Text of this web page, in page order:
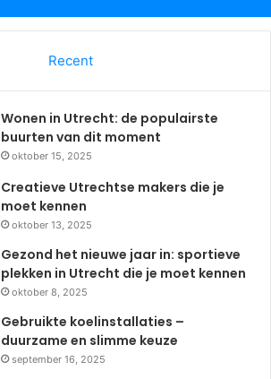
Recent
Wonen in Utrecht: de populairste
buurten van dit moment
oktober 15, 2025
Creatieve Utrechtse makers die je
moet kennen
oktober 13, 2025
Gezond het nieuwe jaar in: sportieve
plekken in Utrecht die je moet kennen
oktober 8, 2025
Gebruikte koelinstallaties –
duurzame en slimme keuze
september 16, 2025